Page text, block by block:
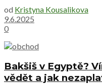
od Kristyna Kousalikova
9.6.2025
0
Bakšiš v Egyptě?
vědět a jak